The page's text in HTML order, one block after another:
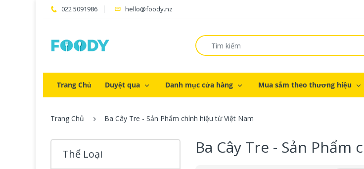
022 5091986 hello@foody.nz
Trang Chủ Duyệt qua Danh mục cửa hàng Mua sắm theo thương hiệu
Trang Chủ Ba Cây Tre - Sản Phẩm chính hiệu từ Việt Nam
Thể Loại Ba Cây Tre - Sản